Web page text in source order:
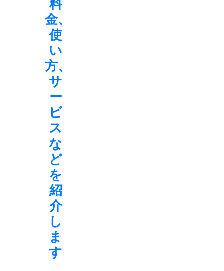
料
金、
使
い
方、
サ
ー
ビ
ス
な
ど
を
紹
介
し
ま
す